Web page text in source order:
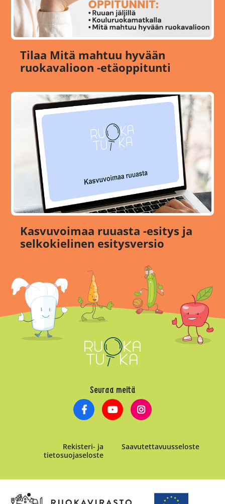
Tilaa Mitä mahtuu hyvään
ruokavalioon -etäoppitunti
Kasvuvoimaa ruuasta -esitys ja
selkokielinen esitysversio
Seuraa meitä
Rekisteri- ja
tietosuojaseloste
Saavutettavuusseloste